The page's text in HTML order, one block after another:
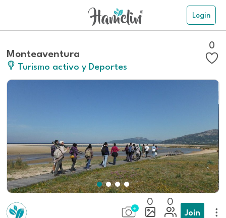
Login
Monteaventura
Turismo activo y Deportes
0
0 0
Join